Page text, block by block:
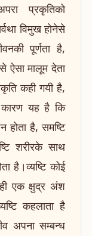
प्रकृतिको
विमुख होनेसे
पूर्णता है,
ऐसा मालूम देता
कही गयी है,
कारण यह है कि
होता है, समष्टि
शरीरके साथ
है।व्यष्टि कोई
एक क्षुद्र अंश
कहलाता है
अपना सम्बन्ध